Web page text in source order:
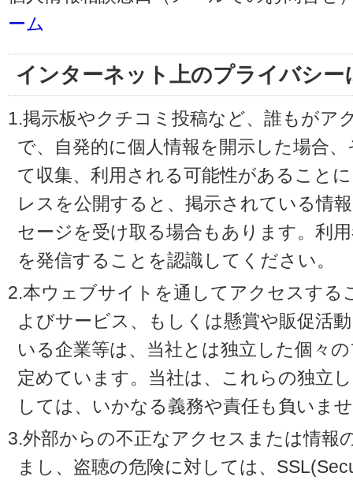
ーム
インターネット上のプライバシー
1.掲示板やクチコミ投稿など、誰もがア
で、自発的に個人情報を開示した場合
て収集、利用される可能性があること
レスを公開すると、掲示されている情
セージを受け取る場合もあります。利
を発信することを認識してください。
2.本ウェブサイトを通してアクセスする
よびサービス、もしくは懸賞や販促活
いる企業等は、当社とは独立した個々
定めています。当社は、これらの独立
しては、いかなる義務や責任も負いま
3.外部からの不正なアクセスまたは情報
まし、盗聴の危険に対しては、